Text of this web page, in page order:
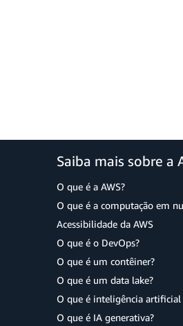
Saiba mais sobre a
O que é a AWS?
O que é a computação em
Acessibilidade da AWS
O que é o DevOps?
O que é um contêiner?
O que é um data lake?
O que é inteligência artificial
O que é IA generativa?